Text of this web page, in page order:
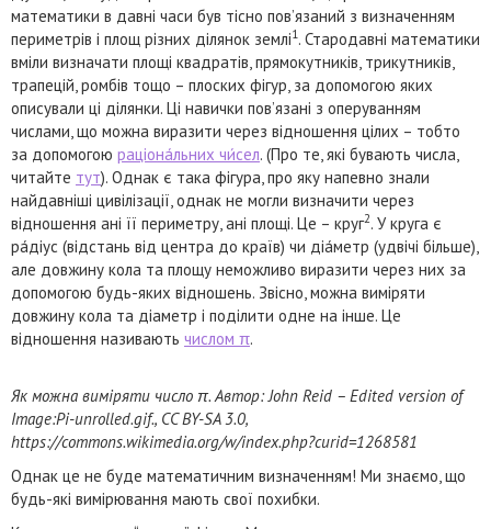
математики в давні часи був тісно пов’язаний з визначенням
периметрів і площ різних ділянок землі1. Стародавні математики
вміли визначати площі квадратів, прямокутників, трикутників,
трапецій, ромбів тощо – плоских фігур, за допомогою яких
описували ці ділянки. Ці навички пов’язані з оперуванням
числами, що можна виразити через відношення цілих – тобто
за допомогою раціона́льних чи́сел. (Про те, які бувають числа,
читайте тут). Однак є така фігура, про яку напевно знали
найдавніші цивілізації, однак не могли визначити через
відношення ані її периметру, ані площі. Це – круг2. У круга є
ра́діус (відстань від центра до країв) чи діа́метр (удвічі більше),
але довжину кола та площу неможливо виразити через них за
допомогою будь-яких відношень. Звісно, можна виміряти
довжину кола та діаметр і поділити одне на інше. Це
відношення називають числом π.
Як можна виміряти число π. Автор: John Reid – Edited version of
Image:Pi-unrolled.gif., CC BY-SA 3.0,
https://commons.wikimedia.org/w/index.php?curid=1268581
Однак це не буде математичним визначенням! Ми знаємо, що
будь-які вимірювання мають свої похибки.